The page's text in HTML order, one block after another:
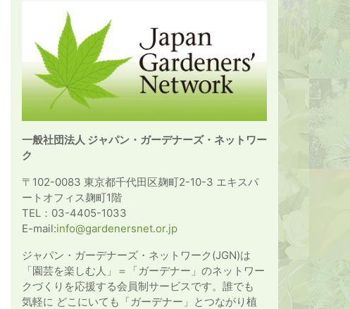
一般社団法人 ジャパン・ガーデナーズ・ネットワー
ク
〒102-0083 東京都千代田区麹町2-10-3 エキスパ
ートオフィス麹町1階
TEL：03-4405-1033
E-mail:info@gardenersnet.or.jp
ジャパン・ガーデナーズ・ネットワーク(JGN)は
「園芸を楽しむ人」＝「ガーデナー」のネットワー
クづくりを応援する会員制サービスです。誰でも
気軽に どこにいても「ガーデナー」とつながり植